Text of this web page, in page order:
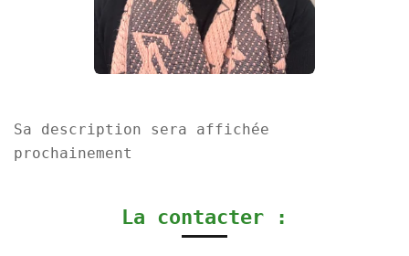
Sa description sera affichée
prochainement
La contacter :